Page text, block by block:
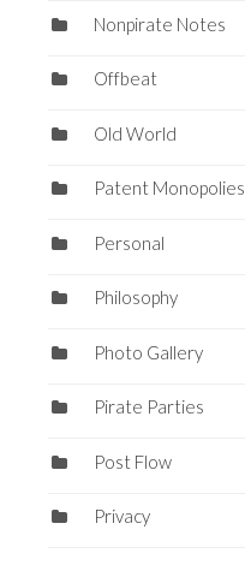
Nonpirate Notes
Offbeat
Old World
Patent Monopolies
Personal
Philosophy
Photo Gallery
Pirate Parties
Post Flow
Privacy